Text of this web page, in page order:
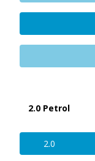
2.0 Petrol
2.0